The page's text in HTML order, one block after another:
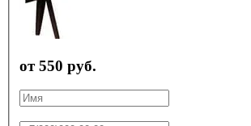
от 550 руб.